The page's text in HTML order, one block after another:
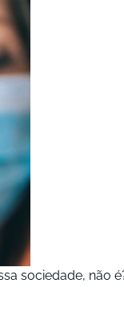
sociedade, não